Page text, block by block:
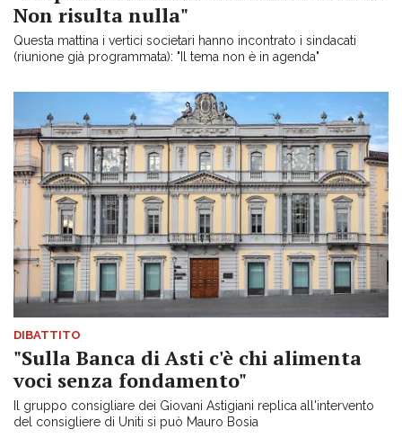
Non risulta nulla"
Questa mattina i vertici societari hanno incontrato i sindacati
(riunione già programmata): "Il tema non è in agenda"
DIBATTITO
"Sulla Banca di Asti c'è chi alimenta
voci senza fondamento"
Il gruppo consigliare dei Giovani Astigiani replica all'intervento
del consigliere di Uniti si può Mauro Bosia